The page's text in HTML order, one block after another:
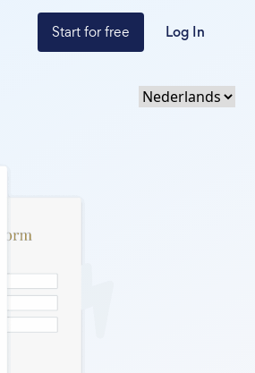
Start for free Log In